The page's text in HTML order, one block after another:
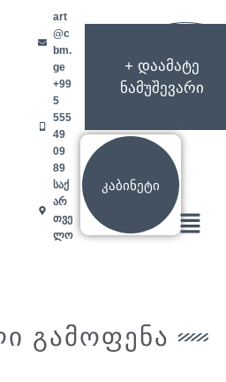
art
@c
bm.
ge
+99
5
555
49
09
89
საქ
არ
თვე
ლო
+ დაამატე
ნამუშევარი
კაბინეტი
Menu
გამოფენა